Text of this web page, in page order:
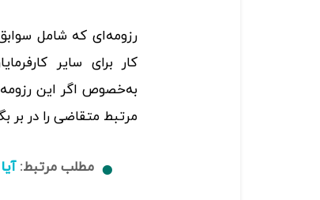
رزومه‌ای که شامل
کار برای سایر
به‌خصوص اگر این
مرتبط متقاضی را در بر
مطلب مرتبط:آیا